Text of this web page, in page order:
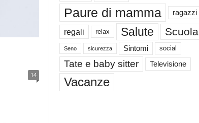
14
Paure di mamma ragazzi
regali relax Salute Scuola
Seno sicurezza Sintomi social
Tate e baby sitter Televisione
Vacanze